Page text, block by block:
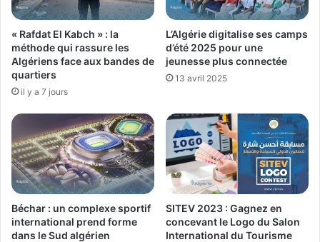
« Rafdat El Kabch » : la
méthode qui rassure les
Algériens face aux bandes de
quartiers
il y a 7 jours
L’Algérie digitalise ses camps
d’été 2025 pour une
jeunesse plus connectée
13 avril 2025
Béchar : un complexe sportif
international prend forme
dans le Sud algérien
SITEV 2023 : Gagnez en
concevant le Logo du Salon
International du Tourisme